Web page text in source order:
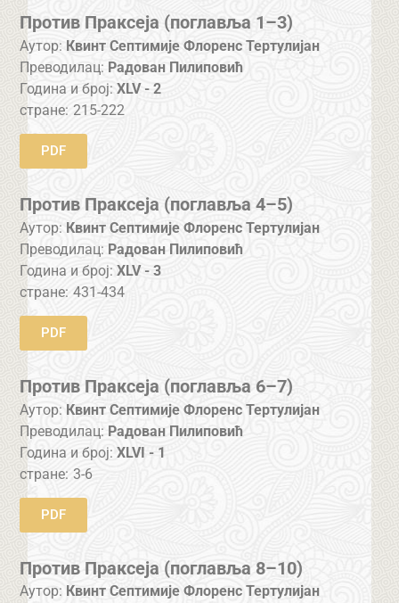
Против Праксеја (поглавља 1–3)
Аутор: Квинт Септимије Флоренс Тертулијан
Преводилац: Радован Пилиповић
Година и број:XLV - 2
стране: 215-222
PDF
Против Праксеја (поглавља 4–5)
Аутор: Квинт Септимије Флоренс Тертулијан
Преводилац: Радован Пилиповић
Година и број:XLV - 3
стране: 431-434
PDF
Против Праксеја (поглавља 6–7)
Аутор: Квинт Септимије Флоренс Тертулијан
Преводилац: Радован Пилиповић
Година и број:XLVI - 1
стране: 3-6
PDF
Против Праксеја (поглавља 8–10)
Аутор: Квинт Септимије Флоренс Тертулијан